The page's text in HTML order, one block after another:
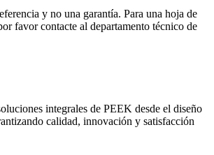
y no una garantía. Para una hoja de
favor contacte al departamento técnico de
integrales de PEEK desde el diseño
calidad, innovación y satisfacción